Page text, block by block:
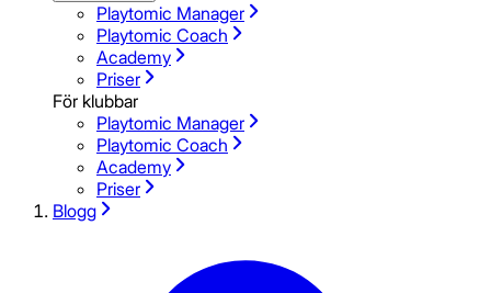
Playtomic Manager
Playtomic Coach
Academy
Priser
För klubbar
Playtomic Manager
Playtomic Coach
Academy
Priser
Blogg